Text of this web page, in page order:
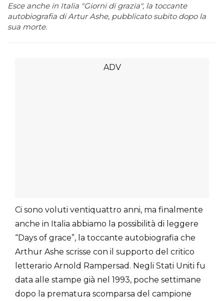
Esce anche in Italia "Giorni di grazia", la toccante
autobiografia di Artur Ashe, pubblicato subito dopo la
sua morte.
Ci sono voluti ventiquattro anni, ma finalmente
anche in Italia abbiamo la possibilità di leggere
“Days of grace”, la toccante autobiografia che
Arthur Ashe scrisse con il supporto del critico
letterario Arnold Rampersad. Negli Stati Uniti fu
data alle stampe già nel 1993, poche settimane
dopo la prematura scomparsa del campione